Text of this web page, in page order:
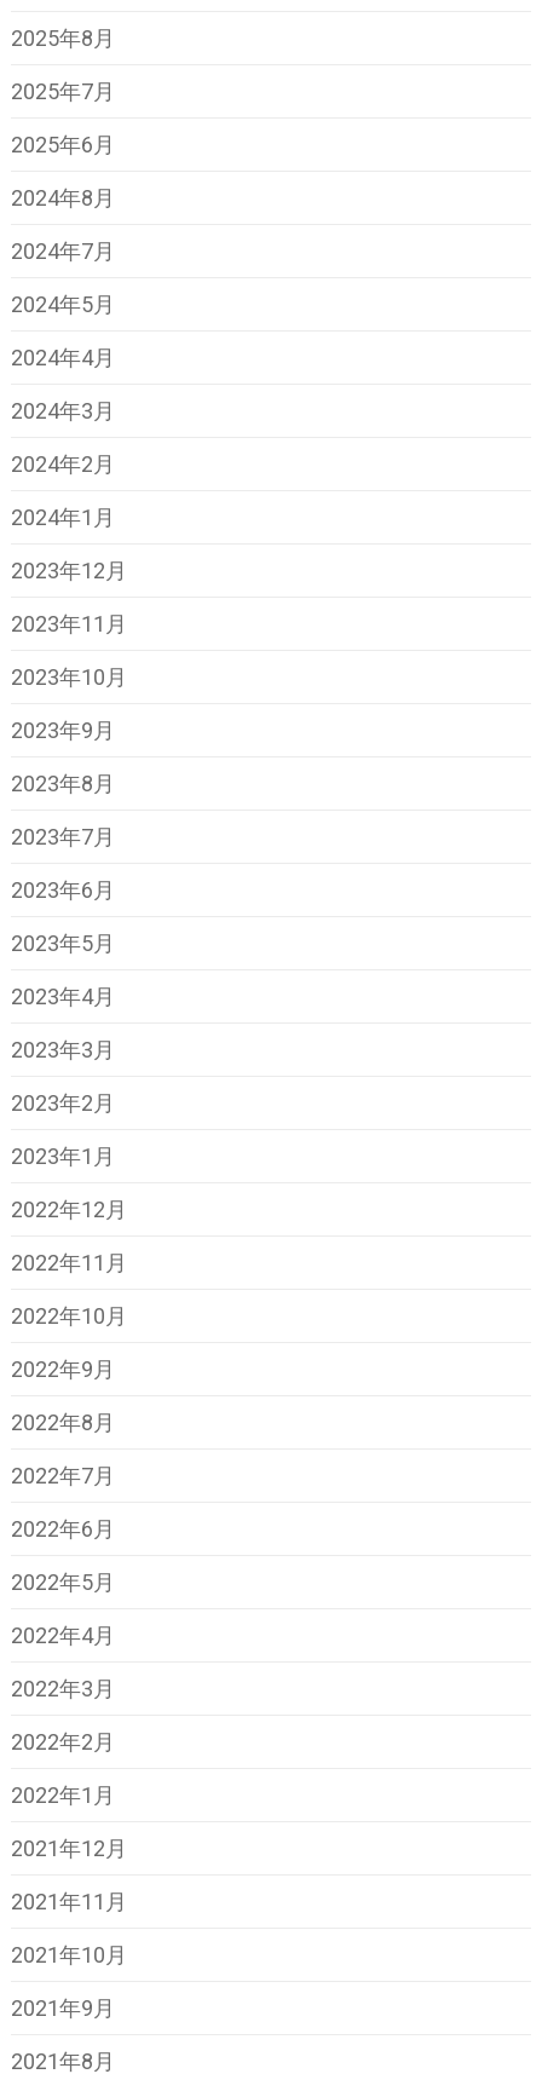
2025年8月
2025年7月
2025年6月
2024年8月
2024年7月
2024年5月
2024年4月
2024年3月
2024年2月
2024年1月
2023年12月
2023年11月
2023年10月
2023年9月
2023年8月
2023年7月
2023年6月
2023年5月
2023年4月
2023年3月
2023年2月
2023年1月
2022年12月
2022年11月
2022年10月
2022年9月
2022年8月
2022年7月
2022年6月
2022年5月
2022年4月
2022年3月
2022年2月
2022年1月
2021年12月
2021年11月
2021年10月
2021年9月
2021年8月